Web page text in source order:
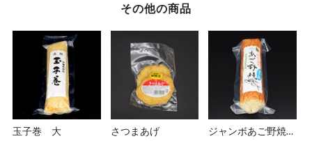
その他の商品
玉子巻 大 さつまあげ
ジャンボあご野焼